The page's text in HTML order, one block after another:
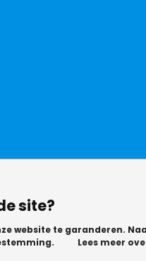
site?
website te garanderen.
Lees meer